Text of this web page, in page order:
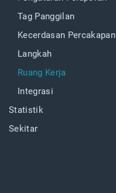
Tag Panggilan
Kecerdasan Percakapan
Langkah
Ruang Kerja
Integrasi
Statistik
Sekitar